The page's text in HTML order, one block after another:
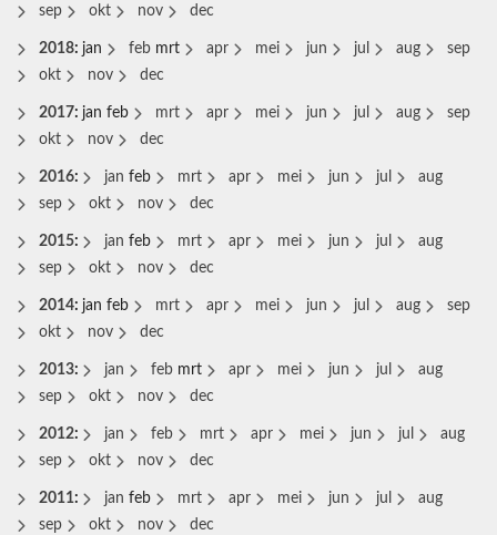
sep
okt nov dec
2018: jan feb mrt apr mei jun jul aug
sep
okt
nov dec
2017: jan feb mrt apr mei jun jul aug
sep
okt
nov dec
2016: jan feb mrt apr mei jun jul
aug
sep
okt nov dec
2015: jan feb mrt apr mei jun jul
aug
sep
okt nov dec
2014: jan feb mrt apr mei jun jul aug
sep
okt
nov dec
2013: jan feb mrt apr mei jun jul
aug
sep
okt nov dec
2012: jan feb mrt apr mei jun jul
aug
sep
okt nov dec
2011: jan feb mrt apr mei jun jul
aug
sep
okt nov dec